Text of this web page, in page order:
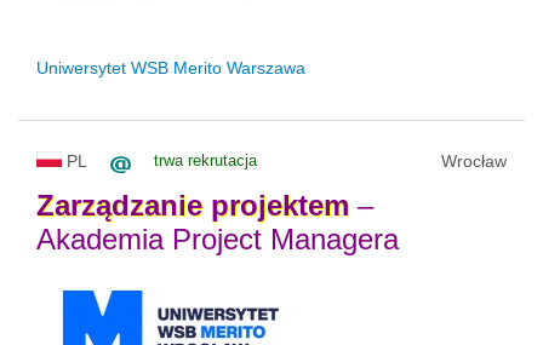
Uniwersytet WSB Merito Warszawa
PL trwa rekrutacja Wrocław
Zarządzanie projektem –
Akademia Project Managera